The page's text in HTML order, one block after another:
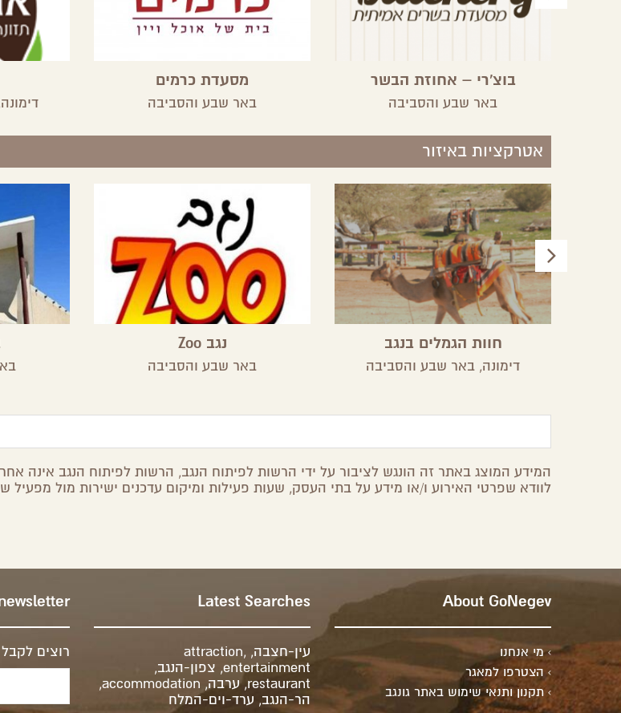
בוצ'רי – אחוזת הבשר
באר שבע והסביבה
מסעדת כרמים
באר שבע והסביבה
אטרקציות באיזור
חוות הגמלים בנגב
דימונה, באר שבע והסביבה
נגב Zoo
באר שבע והסביבה
המידע המוצג באתר זה הונגש לציבור על ידי הרשות לפיתוח הנגב, הרשות לפיתוח הנגב אינה
לוודא שפרטי האירוע ו/או מידע על בתי העסק, שעות פעילות ומיקום עדכנים ישירות מול
About GoNegev
מי אנחנו
הצטרפו למאגר
תקנון ותנאי שימוש באתר גונגב
Latest Searches
עין-חצבה,
attraction,
entertainment
, צפון-הנגב,
restaurant
,ערבה,
accommodation
,
הר-הנגב, ערד-וים-המלח
רוצים